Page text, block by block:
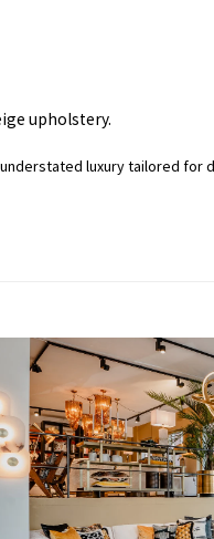
upholstery.
luxury tailored for